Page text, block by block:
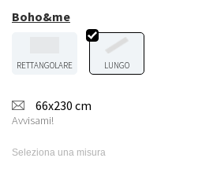
Boho&me
RETTANGOLARE LUNGO
66x230 cm
Avvisami!
Seleziona una misura